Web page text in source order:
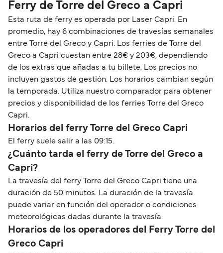
Ferry de Torre del Greco a Capri
Esta ruta de ferry es operada por Laser Capri. En
promedio, hay 6 combinaciones de travesías semanales
entre Torre del Greco y Capri. Los ferries de Torre del
Greco a Capri cuestan entre 28€ y 203€, dependiendo
de los extras que añadas a tu billete. Los precios no
incluyen gastos de gestión. Los horarios cambian según
la temporada. Utiliza nuestro comparador para obtener
precios y disponibilidad de los ferries Torre del Greco
Capri.
Horarios del ferry Torre del Greco Capri
El ferry suele salir a las 09:15.
¿Cuánto tarda el ferry de Torre del Greco a
Capri?
La travesía del ferry Torre del Greco Capri tiene una
duración de 50 minutos. La duración de la travesía
puede variar en función del operador o condiciones
meteorológicas dadas durante la travesía.
Horarios de los operadores del Ferry Torre del
Greco Capri